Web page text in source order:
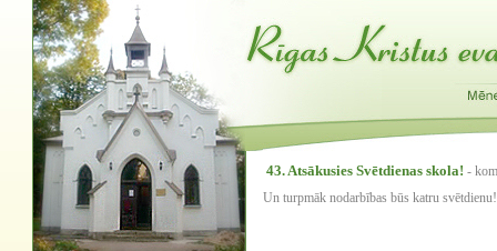
43. Atsākusies Svētdienas skola! -
Un turpmāk nodarbības būs katru svētdienu!